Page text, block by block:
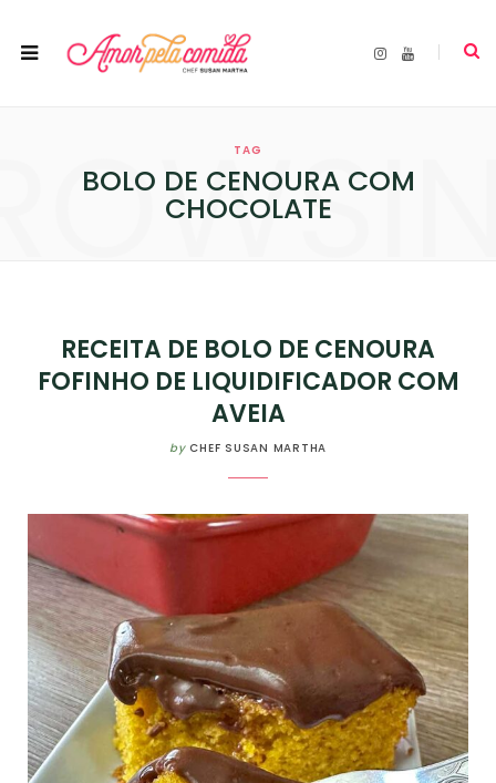
I
Y
TAG
BOLO DE CENOURA COM
CHOCOLATE
RECEITA DE BOLO DE CENOURA
FOFINHO DE LIQUIDIFICADOR COM
AVEIA
by CHEF SUSAN MARTHA